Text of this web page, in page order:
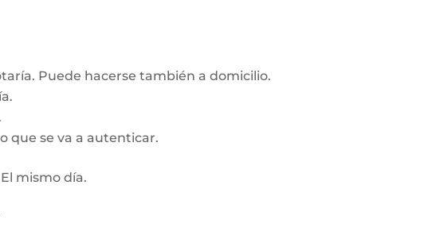
Puede hacerse también a domicilio.
que se va a autenticar.
El mismo día.